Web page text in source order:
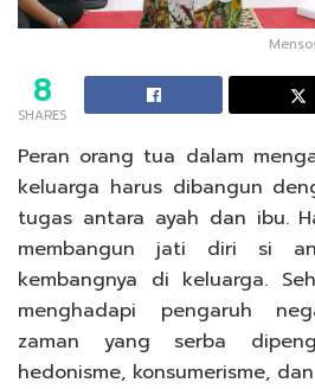
8
SHARES
Peran orang tua dalam
keluarga harus dibangun
tugas antara ayah dan ibu.
membangun jati diri si
kembangnya di keluarga.
menghadapi pengaruh
zaman yang serba
hedonisme, konsumerisme,